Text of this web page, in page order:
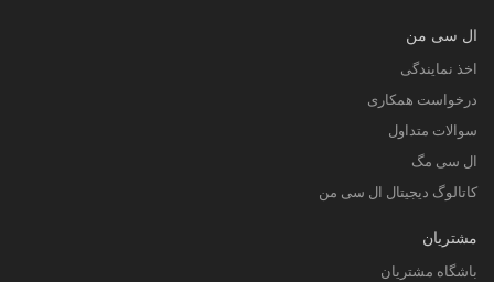
ال سی من
اخذ نمایندگی
درخواست همکاری
سوالات متداول
ال سی مگ
کاتالوگ دیجیتال ال سی من
مشتریان
باشگاه مشتریان